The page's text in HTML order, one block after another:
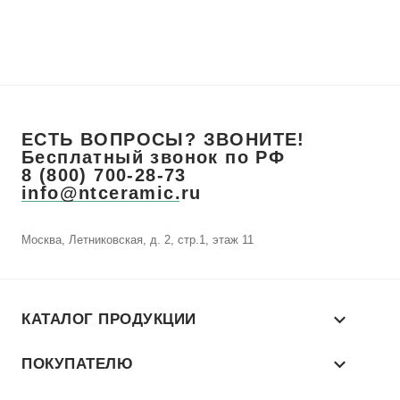
ЕСТЬ ВОПРОСЫ? ЗВОНИТЕ!
Бесплатный звонок по РФ
8 (800) 700-28-73
info@ntceramic.ru
Москва, Летниковская, д. 2, стр.1, этаж 11
КАТАЛОГ ПРОДУКЦИИ
ПОКУПАТЕЛЮ